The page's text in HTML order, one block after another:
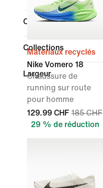
Couleur
Collections
Largeur
Matériaux recyclés
Nike Vomero 18
Chaussure de
running sur route
pour homme
129.99 CHF 185 CHF
29 % de réduction